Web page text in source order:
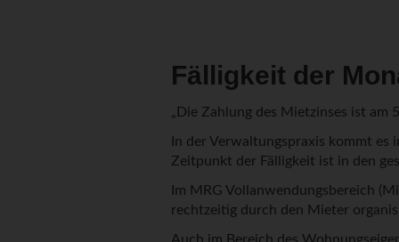
Fälligkeit der
„Die Zahlung des Mietzinses ist am
In der Verwaltungspraxis kommt
Zeitpunkt der Fälligkeit ist in den
Im MRG Vollanwendungsbereich
rechtzeitig durch den Mieter